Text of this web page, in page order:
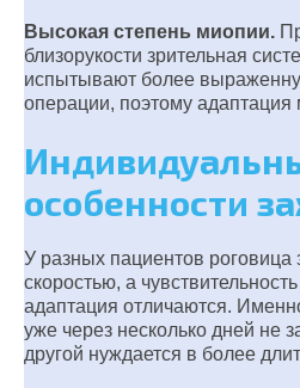
Высокая степень миопии.
близорукости зрительная
испытывают более
операции, поэтому
особенности
У разных пациентов роговица
скоростью, а
адаптация отличаются.
уже через несколько дней не
другой нуждается в более